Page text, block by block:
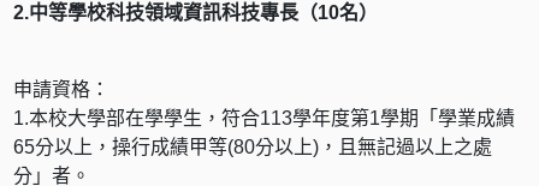
2.中等學校科技領域資訊科技專長（10名）
申請資格：
1.本校大學部在學學生，符合113學年度第1學期「學業成績
65分以上，操行成績甲等(80分以上)，且無記過以上之處
分」者。